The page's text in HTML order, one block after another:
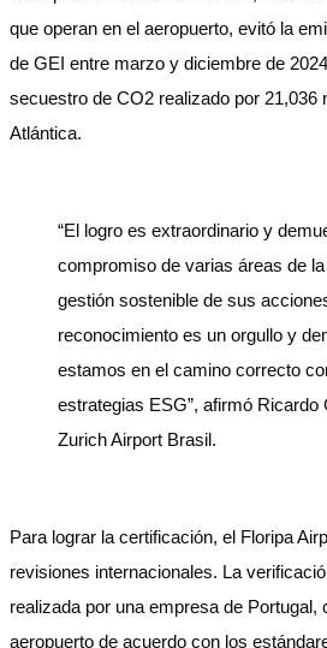
que operan en el aeropuerto, evitó la
de GEI entre marzo y diciembre de
secuestro de CO2 realizado por 21,036
Atlántica.
“El logro es extraordinario y
compromiso de varias áreas de
gestión sostenible de sus
reconocimiento es un orgullo y
estamos en el camino correcto
estrategias ESG”, afirmó Ricardo
Zurich Airport Brasil.
Para lograr la certificación, el Floripa
revisiones internacionales. La
realizada por una empresa de Portugal,
aeropuerto de acuerdo con los